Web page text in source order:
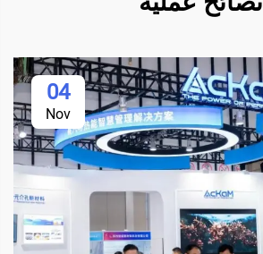
04
Nov